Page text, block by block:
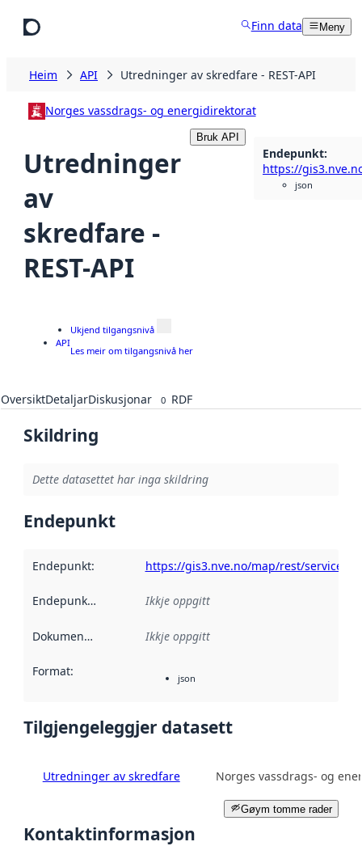
Finn data Meny
Heim API Utredninger av skredfare - REST-API
Norges vassdrags- og energidirektorat
Utredninger
av
skredfare -
REST-API
Bruk API
Endepunkt:
json
API
Ukjend tilgangsnivå
Les meir om tilgangsnivå her
OversiktDetaljarDiskusjonar 0 RDF
Skildring
Dette datasettet har inga skildring
Endepunkt
Endepunkt: https://gis3.nve.no/map/rest/services/
Endepunktskildring Ikkje oppgitt
Dokumentasjon Ikkje oppgitt
Format: json
Tilgjengeleggjer datasett
Utredninger av skredfare Norges vassdrags- og
Gøym tomme rader
Kontaktinformasjon